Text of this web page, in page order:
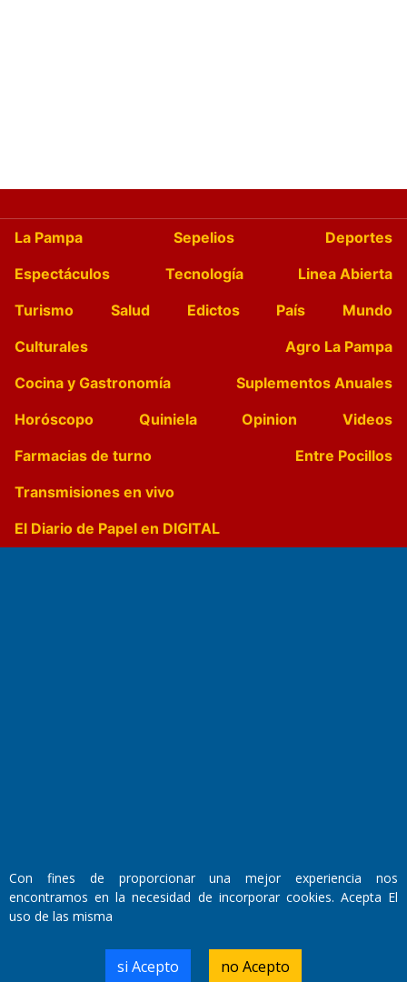
La Pampa Sepelios
Deportes
Espectáculos
Tecnología
Linea Abierta
Turismo
Salud Edictos País
Mundo
Culturales
Agro La Pampa
Cocina y Gastronomía
Suplementos Anuales
Horóscopo
Quiniela Opinion
Videos
Farmacias de turno
Entre Pocillos
Transmisiones en vivo
El Diario de Papel en DIGITAL
Director Periodístico:
Domicilio Legal: José Ingenieros 855,
Santa Rosa, La Pampa.
Con fines de proporcionar una mejor experiencia nos
encontramos en la necesidad de incorporar cookies. Acepta El
uso de las misma
si Acepto no Acepto